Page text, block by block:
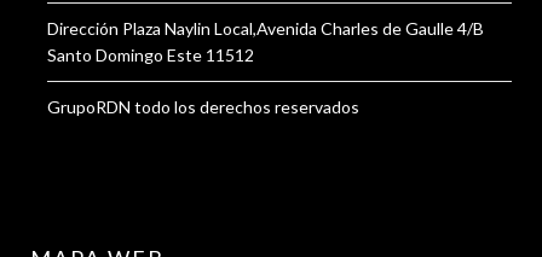
Dirección Plaza Naylin Local,Avenida Charles de Gaulle 4/B
Santo Domingo Este 11512
GrupoRDN todo los derechos reservados